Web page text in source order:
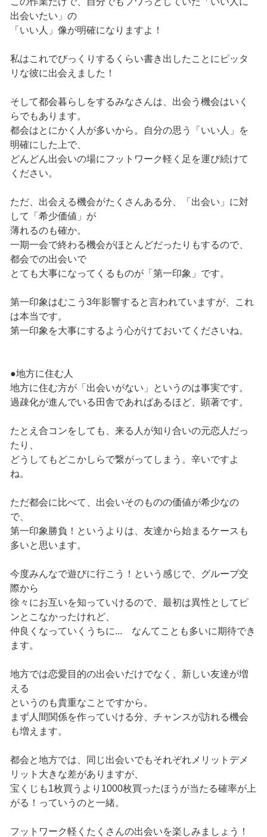
出会いたい」の
「いい人」像が明確になりますよ！
私はこれでびっくりするくらい書き出したことにピッタ
リな彼に出会えました！
そして都会暮らしをするみなさんは、出会う機会はいく
らでもあります。
都会はとにかく人が多いから。自分の思う「いい人」を
明確にした上で、
どんどん出会いの場にフットワーク軽く足を運び続けて
ください。
ただ、出会える機会がたくさんある分、「出会い」に対
して「希少価値」が
薄れるのも確か。
一期一会で終わる機会がほとんどだったりもするので、
都会での出会いで
とても大事になってくるものが「第一印象」です。
第一印象はむこう3年影響すると言われていますが、これ
は本当です。
第一印象を大事にするよう心がけておいてくださいね。
●地方に住む人
地方に住む方が「出会いがない」というのは事実です。
過疎化が進んでいる田舎であればあるほど、顕著です。
たとえ合コンをしても、来る人が知り合いの元恋人だっ
たり、
どうしてもどこかしらで繋がってしまう。辛いですよ
ね。
ただ都会に比べて、出会いそのものの価値が希少なの
で、
第一印象勝負！というよりは、友達から始まるケースも
多いと思います。
今度みんなで遊びに行こう！という感じで、グループ交
際から
徐々にお互いを知っていけるので、最初は異性としてピ
ンとこなかったけれど、
仲良くなっていくうちに... なんてことも多いに期待でき
ます。
地方では恋愛目的の出会いだけでなく、新しい友達が増
える
というのも貴重なことですから。
まず人間関係を作っていける分、チャンスが訪れる機会
も増えます。
都会と地方では、同じ出会いでもそれぞれメリットデメ
リット大きな差がありますが、
宝くじも1枚買うより1000枚買ったほうが当たる確率が上
がる！っていうのと一緒。
フットワーク軽くたくさんの出会いを楽しみましょう！